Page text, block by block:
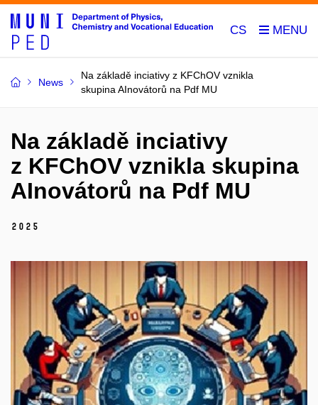
CS
News
Na základě inciativy z KFChOV vznikla
skupina AInovátorů na Pdf MU
Na základě inciativy
z KFChOV vznikla skupina
AInovátorů na Pdf MU
2025